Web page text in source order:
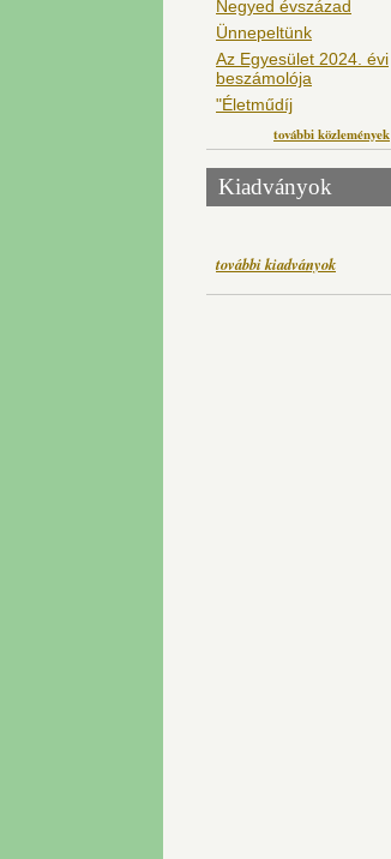
Negyed évszázad
Ünnepeltünk
Az Egyesület 2024. évi
beszámolója
"Életműdíj
további közlemények
Kiadványok
további kiadványok